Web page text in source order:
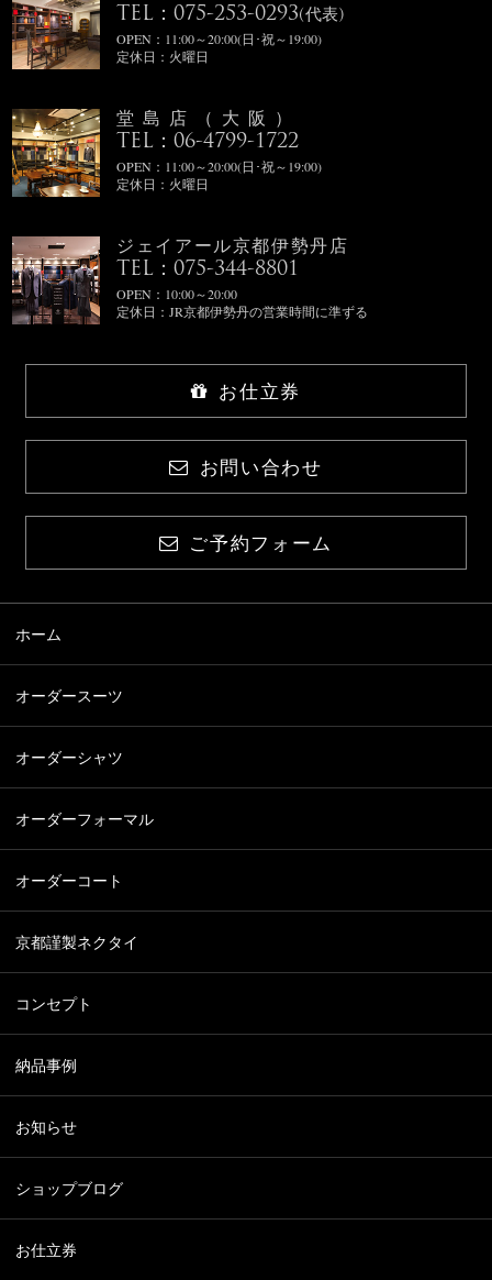
TEL：075-253-0293(代表)
OPEN：11:00～20:00(日･祝～19:00)
定休日：火曜日
堂島店（大阪）
TEL：06-4799-1722
OPEN：11:00～20:00(日･祝～19:00)
定休日：火曜日
ジェイアール京都伊勢丹店
TEL：075-344-8801
OPEN：10:00～20:00
定休日：JR京都伊勢丹の営業時間に準ずる
お仕立券
お問い合わせ
ご予約フォーム
ホーム
オーダースーツ
オーダーシャツ
オーダーフォーマル
オーダーコート
京都謹製ネクタイ
コンセプト
納品事例
お知らせ
ショップブログ
お仕立券